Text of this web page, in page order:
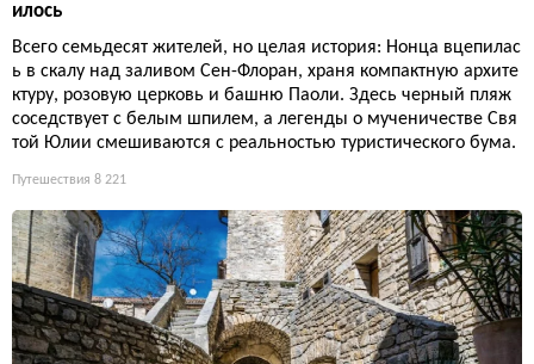
илось
Всего семьдесят жителей, но целая история: Нонца вцепилас
ь в скалу над заливом Сен-Флоран, храня компактную архите
ктуру, розовую церковь и башню Паоли. Здесь черный пляж
соседствует с белым шпилем, а легенды о мученичестве Свя
той Юлии смешиваются с реальностью туристического бума.
Путешествия 8 221